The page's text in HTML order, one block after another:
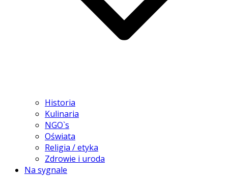
Historia
Kulinaria
NGO`s
Oświata
Religia / etyka
Zdrowie i uroda
Na sygnale